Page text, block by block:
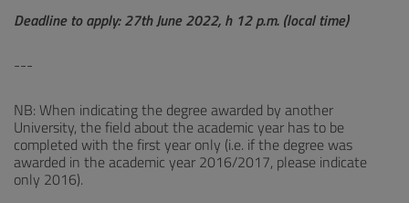
Deadline to apply: 27th June 2022, h 12 p.m. (local time)
---
NB: When indicating the degree awarded by another
University, the field about the academic year has to be
completed with the first year only (i.e. if the degree was
awarded in the academic year 2016/2017, please indicate
only 2016).